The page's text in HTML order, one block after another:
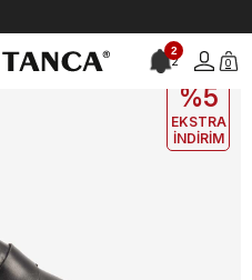
2
2 0
EKLE5
%5
EKSTRA
İNDİRİM